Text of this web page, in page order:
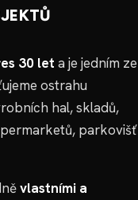
30 let a je jedním ze
ostrahu
hal, skladů,
parkovišť
vlastními a